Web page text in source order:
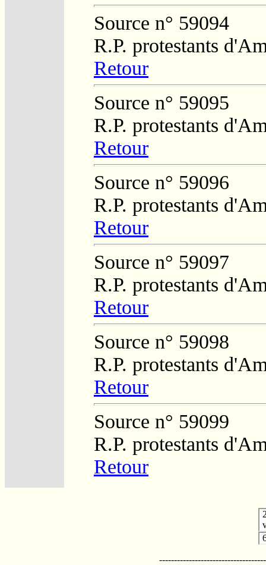
Source n° 59094
R.P. protestants
Retour
Source n° 59095
R.P. protestants
Retour
Source n° 59096
R.P. protestants
Retour
Source n° 59097
R.P. protestants
Retour
Source n° 59098
R.P. protestants
Retour
Source n° 59099
R.P. protestants
Retour